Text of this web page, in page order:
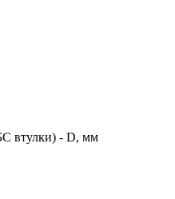
втулки) - D, мм